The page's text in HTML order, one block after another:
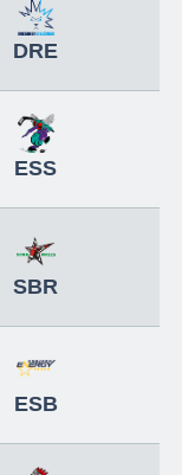
DRE
ESS
SBR
ESB